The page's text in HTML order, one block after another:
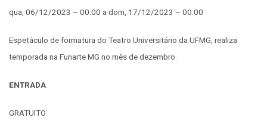
qua, 06/12/2023 – 00:00 a dom, 17/12/2023 – 00:00
Espetáculo de formatura do Teatro Universitário da UFMG, realiza
temporada na Funarte MG no mês de dezembro.
ENTRADA
GRATUITO